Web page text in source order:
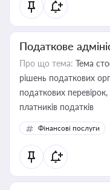
Податкове
Про що тема: Тема
рішень податкових
податкових
платників податків
Фінансові послуги